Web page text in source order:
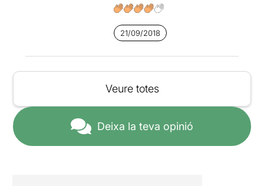
21/09/2018
Veure totes
Deixa la teva opinió